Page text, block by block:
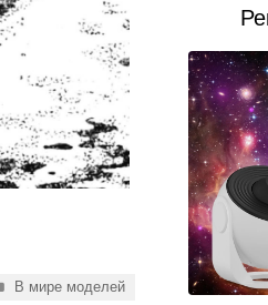
Рубрики
В мире моделей